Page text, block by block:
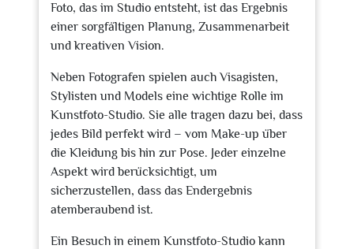
Foto, das im Studio entsteht, ist das Ergebnis
einer sorgfältigen Planung, Zusammenarbeit
und kreativen Vision.
Neben Fotografen spielen auch Visagisten,
Stylisten und Models eine wichtige Rolle im
Kunstfoto-Studio. Sie alle tragen dazu bei, dass
jedes Bild perfekt wird – vom Make-up über
die Kleidung bis hin zur Pose. Jeder einzelne
Aspekt wird berücksichtigt, um
sicherzustellen, dass das Endergebnis
atemberaubend ist.
Ein Besuch in einem Kunstfoto-Studio kann